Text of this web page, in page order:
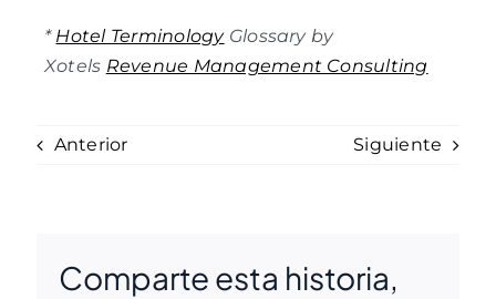
* Hotel TerminologyGlossary by
Xotels Revenue Management Consulting
Anterior Siguiente
Comparte esta historia,